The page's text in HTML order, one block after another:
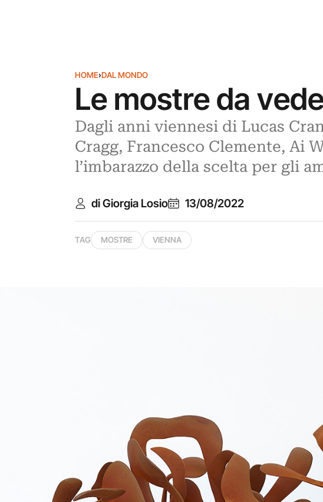
HOME›DAL MONDO
Le mostre da
Dagli anni viennesi di Lucas
Cragg, Francesco Clemente, Ai
l’imbarazzo della scelta per gli
di Giorgia Losio 13/08/2022
TAG MOSTRE VIENNA